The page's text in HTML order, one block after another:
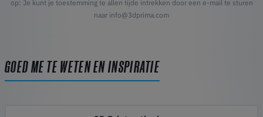
op: Je kunt je toestemming te allen tijde intrekken door een e-mail te sturen
naar info@3dprima.com
GOED ME TE WETEN EN INSPIRATIE